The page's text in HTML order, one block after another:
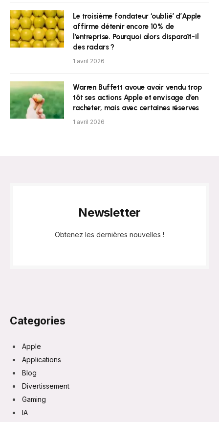
Le troisième fondateur ‘oublié’ d’Apple
affirme détenir encore 10% de
l’entreprise. Pourquoi alors disparaît-il
des radars ?
1 avril 2026
Warren Buffett avoue avoir vendu trop
tôt ses actions Apple et envisage d’en
racheter, mais avec certaines réserves
1 avril 2026
Newsletter
Obtenez les dernières nouvelles !
Categories
Apple
Applications
Blog
Divertissement
Gaming
IA